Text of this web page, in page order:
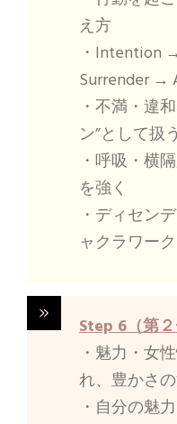
え方
・Intention
Surrender →
・不満・違
ン”として扱う
・呼吸・横
を強く
・ディセン
ャクラワーク
Step 6（第
・魅力・女
れ、豊かさ
・自分の魅